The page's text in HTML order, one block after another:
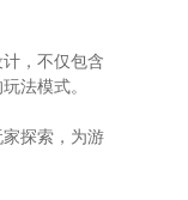
，不仅包含
法模式。
探索，为游